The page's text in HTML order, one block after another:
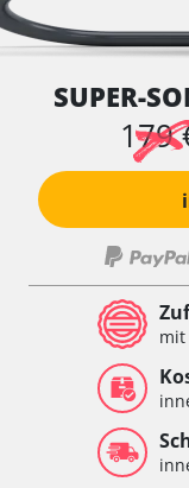
SUPER-
179
mit